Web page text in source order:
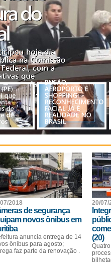
2018
de segurança
novos ônibus em
anuncia entrega de 14
ônibus para agosto;
faz parte da renovação .
20/07/
(20)